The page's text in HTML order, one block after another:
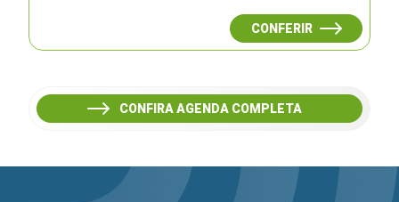
CONFERIR
CONFIRA AGENDA COMPLETA